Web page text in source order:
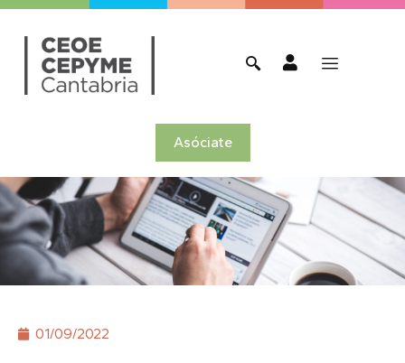
Asóciate
01/09/2022